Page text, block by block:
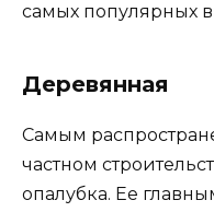
самых популярных
Деревянная
Самым
частном
опалубка. Ее